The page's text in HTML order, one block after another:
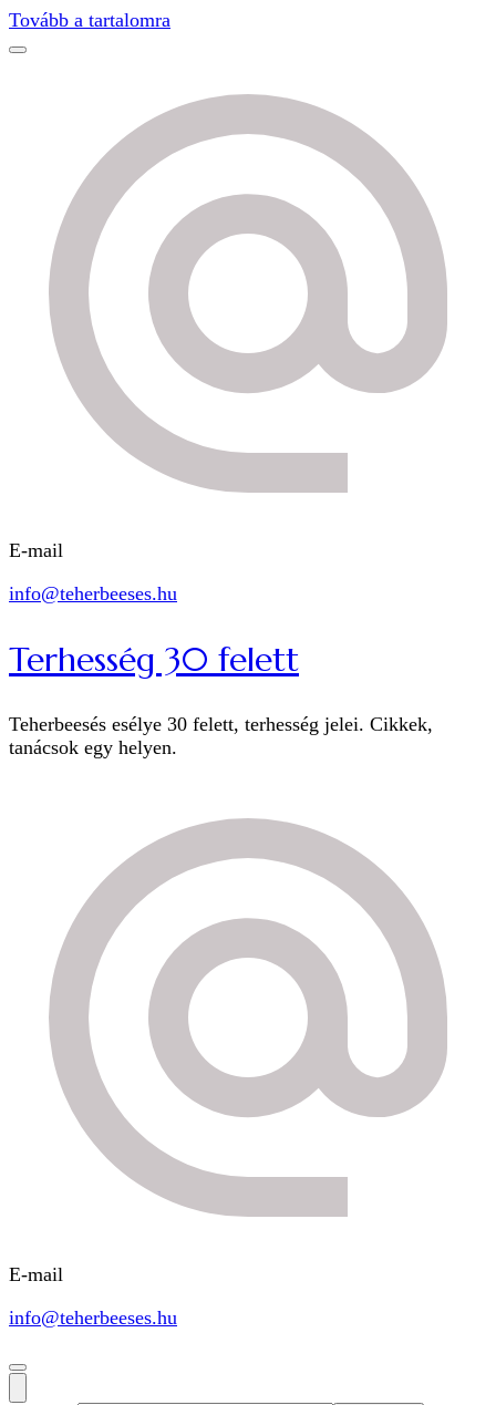
Tovább a tartalomra
E-mail
info@teherbeeses.hu
Terhesség 30 felett
Teherbeesés esélye 30 felett, terhesség jelei. Cikkek,
tanácsok egy helyen.
E-mail
info@teherbeeses.hu